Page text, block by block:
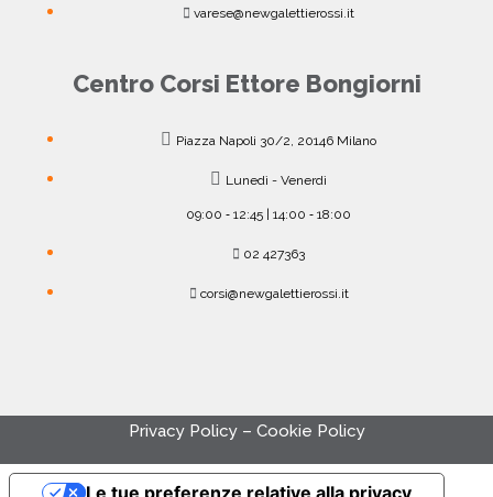
varese@newgalettierossi.it
Centro Corsi Ettore Bongiorni
Piazza Napoli 30/2, 20146 Milano
Lunedì - Venerdì
09:00 ‐ 12:45 | 14:00 ‐ 18:00
02 427363
corsi@newgalettierossi.it
Privacy Policy– Cookie Policy
Le tue preferenze relative alla privacy